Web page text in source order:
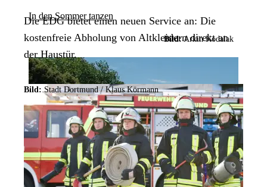
In den Sommer tanzen
Bild: Arkin Kodalak
Die EDG bietet einen neuen Service an: Die
kostenfreie Abholung von Altkleidern direkt an
der Haustür.
Bild:Stadt Dortmund / Klaus Körmann